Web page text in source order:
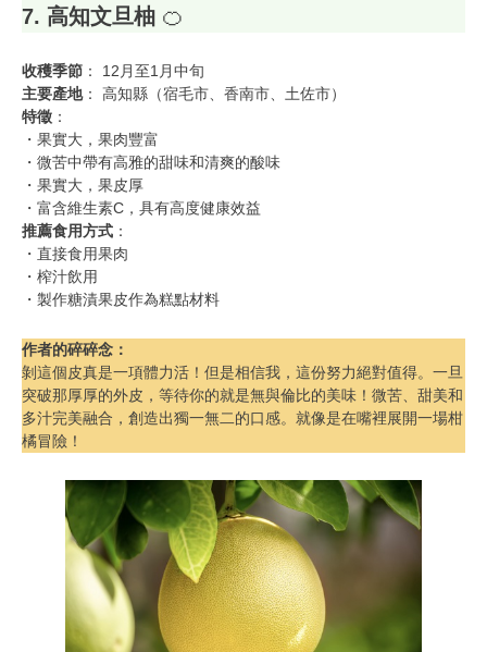
7. 高知文旦柚 🍊
收穫季節 ： 12月至1月中旬
主要產地： 高知縣（宿毛市、香南市、土佐市）
特徵 ：
・果實大，果肉豐富
・微苦中帶有高雅的甜味和清爽的酸味
・果實大，果皮厚
・富含維生素C，具有高度健康效益
推薦食用方式 ：
・直接食用果肉
・榨汁飲用
・製作糖漬果皮作為糕點材料
作者的碎碎念 ：
剝這個皮真是一項體力活！但是相信我，這份努力絕對值得。一旦
突破那厚厚的外皮，等待你的就是無與倫比的美味！微苦、甜美和
多汁完美融合，創造出獨一無二的口感。就像是在嘴裡展開一場柑
橘冒險！